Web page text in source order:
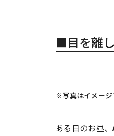
■目を離
※写真はイメージ
ある日のお昼、